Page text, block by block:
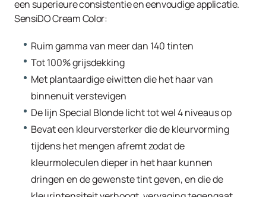
een superieure consistentie en eenvoudige applicatie.
SensiDO Cream Color:
Ruim gamma van meer dan 140 tinten
Tot 100% grijsdekking
Met plantaardige eiwitten die het haar van
binnenuit verstevigen
De lijn Special Blonde licht tot wel 4 niveaus op
Bevat een kleurversterker die de kleurvorming
tijdens het mengen afremt zodat de
kleurmoleculen dieper in het haar kunnen
dringen en de gewenste tint geven, en die de